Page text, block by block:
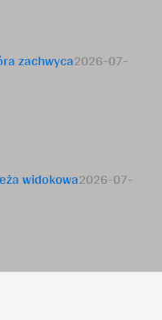
zachwyca2026-07-
widokowa2026-07-